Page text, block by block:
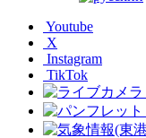
Youtube
X
Instagram
TikTok